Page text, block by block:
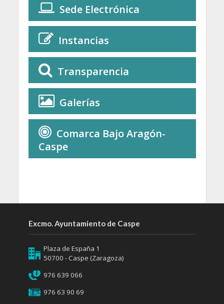
Sede Electrónica
Instancias
Transparencia
Galerías
Comarca Bajo Aragón-
Caspe
Excmo. Ayuntamiento de Caspe
Plaza de España 1
50700 - Caspe (Zaragoza)
976 639 066
976 63 90 69